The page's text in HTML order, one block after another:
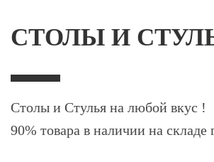
СТОЛЫ И
Столы и Стулья на любой вкус !
90% товара в наличии на складе